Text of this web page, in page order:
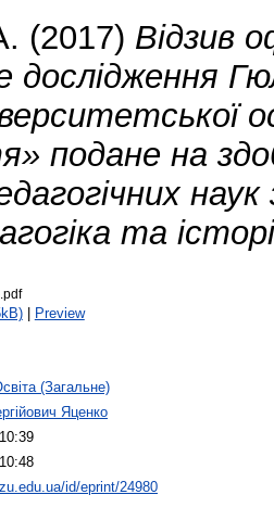
(2017) Відзив
дослідження
подане на
та
| Preview
(Загальне)
Яценко
id/eprint/24980